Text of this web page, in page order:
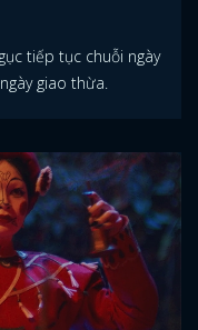
tiếp tục chuỗi ngày
giao thừa.